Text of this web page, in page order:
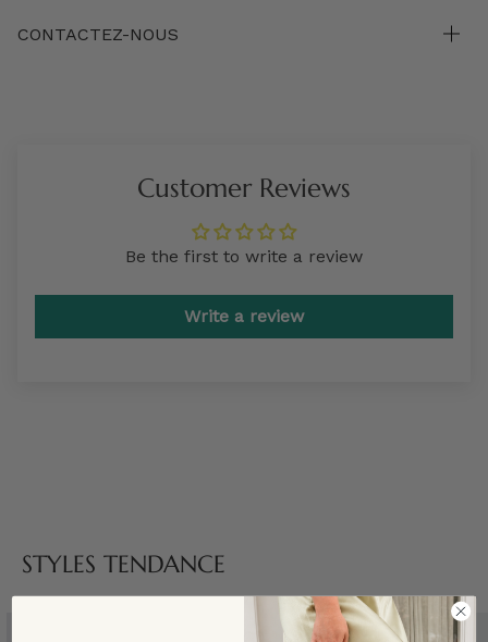
CONTACTEZ-NOUS
Customer Reviews
Be the first to write a review
Write a review
STYLES TENDANCE